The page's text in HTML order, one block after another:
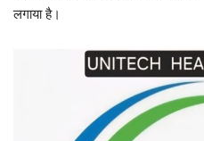
लगाया है।